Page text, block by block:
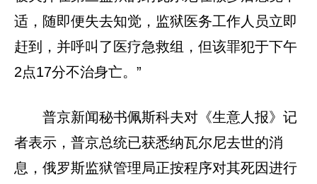
适，随即便失去知觉，监狱医务工作人员立即
赶到，并呼叫了医疗急救组，但该罪犯于下午
2点17分不治身亡。”
普京新闻秘书佩斯科夫对《生意人报》记
者表示，普京总统已获悉纳瓦尔尼去世的消
息，俄罗斯监狱管理局正按程序对其死因进行